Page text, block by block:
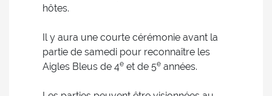
hôtes.
Il y aura une courte cérémonie avant la
partie de samedi pour reconnaître les
Aigles Bleus de 4e et de 5e années.